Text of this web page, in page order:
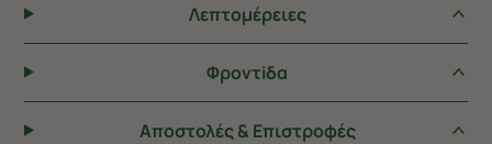
Λεπτομέρειες
Φροντiδα
Αποστολές & Επιστροφές